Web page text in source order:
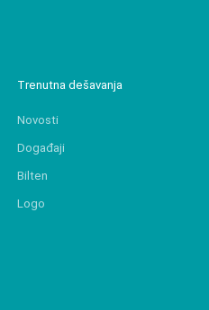
Trenutna dešavanja
Novosti
Događaji
Bilten
Logo